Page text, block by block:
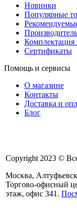
Новинки
Популярные
Сертификаты
Помощь и сервисы
О магазине
Контакты
Доставка и
Блог
Copyright 2023 ©
Москва,
Торгово-офисный
этаж, офис 341.